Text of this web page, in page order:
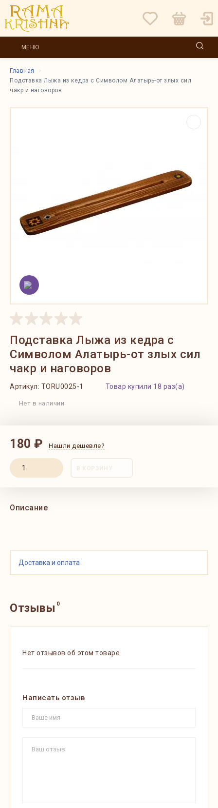
МЕНЮ
Главная
Подставка Лыжа из кедра с Символом Алатырь-от злых сил
чакр и наговоров
Подставка Лыжа из кедра с
Символом Алатырь-от злых сил
чакр и наговоров
Артикул: TORU0025-1 Товар купили 18 раз(а)
Нет в наличии
180 ₽ Нашли дешевле?
В КОРЗИНУ
Описание
Доставка и оплата
Отзывы 0
Нет отзывов об этом товаре.
Написать отзыв